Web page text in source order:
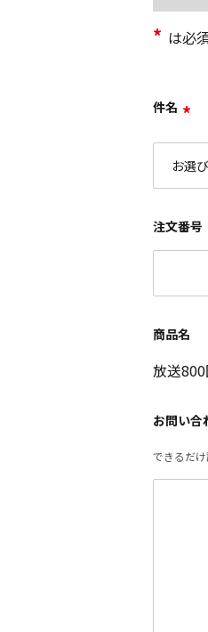
* は必
件名 *
注文番号
商品名
放送
お問い合
できるだけ